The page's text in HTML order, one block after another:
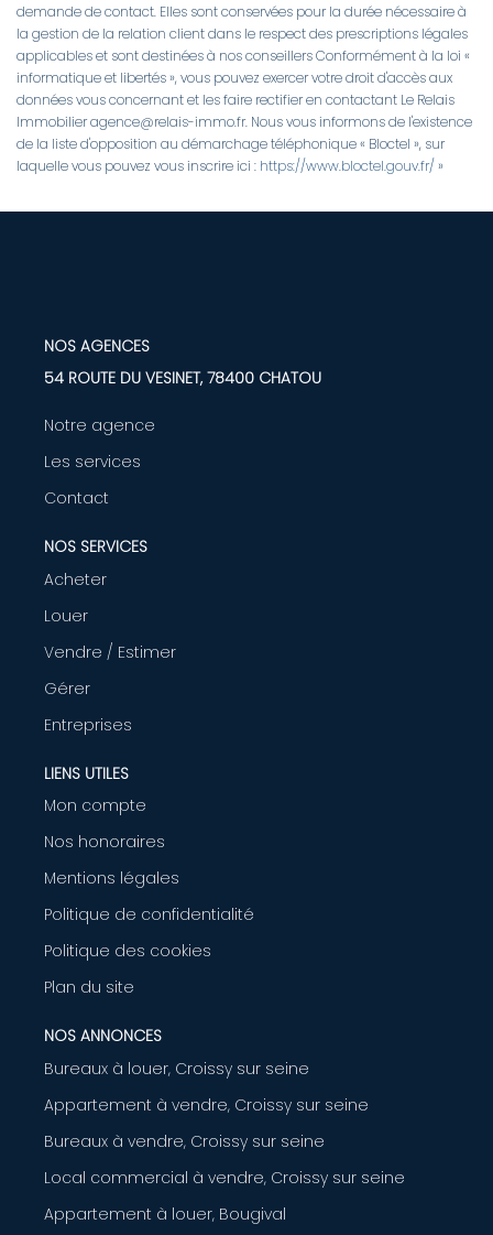
demande de contact. Elles sont conservées pour la durée nécessaire à
la gestion de la relation client dans le respect des prescriptions légales
applicables et sont destinées à nos conseillers Conformément à la loi «
informatique et libertés », vous pouvez exercer votre droit d'accès aux
données vous concernant et les faire rectifier en contactant Le Relais
Immobilier agence@relais-immo.fr. Nous vous informons de l'existence
de la liste d'opposition au démarchage téléphonique « Bloctel », sur
laquelle vous pouvez vous inscrire ici : https://www.bloctel.gouv.fr/ »
NOS AGENCES
54 ROUTE DU VESINET, 78400 CHATOU
Notre agence
Les services
Contact
NOS SERVICES
Acheter
Louer
Vendre / Estimer
Gérer
Entreprises
LIENS UTILES
Mon compte
Nos honoraires
Mentions légales
Politique de confidentialité
Politique des cookies
Plan du site
NOS ANNONCES
Bureaux à louer, Croissy sur seine
Appartement à vendre, Croissy sur seine
Bureaux à vendre, Croissy sur seine
Local commercial à vendre, Croissy sur seine
Appartement à louer, Bougival